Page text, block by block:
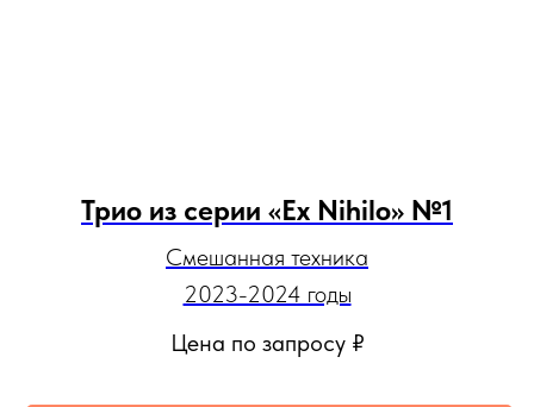
Трио из серии «Ex Nihilo» №1
Смешанная техника
2023-2024 годы
Цена по запросу ₽